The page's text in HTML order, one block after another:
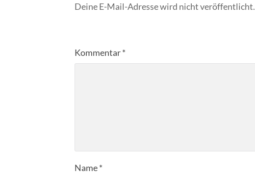
Deine E-Mail-Adresse wird nicht veröffentlicht.
Kommentar*
Name*